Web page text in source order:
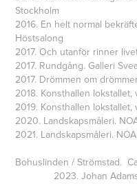
Stockholm
2016. En helt normal
Höstsalong
2017. Och utanför rinner
2017. Rundgång. Galleri
2017. Drömmen om
2018. Konsthallen lokstallet,
2019. Konsthallen lokstallet,
2020. Landskapsmåleri.
2021.
2022.
Bohuslinden /
2023. Johan